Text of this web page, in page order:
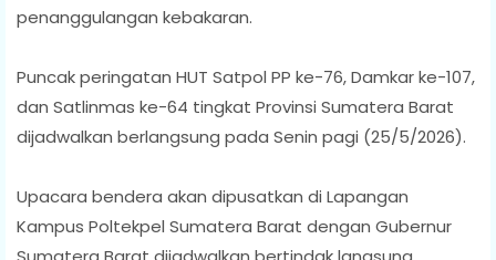
penanggulangan kebakaran.
Puncak peringatan HUT Satpol PP ke-76, Damkar ke-107,
dan Satlinmas ke-64 tingkat Provinsi Sumatera Barat
dijadwalkan berlangsung pada Senin pagi (25/5/2026).
Upacara bendera akan dipusatkan di Lapangan
Kampus Poltekpel Sumatera Barat dengan Gubernur